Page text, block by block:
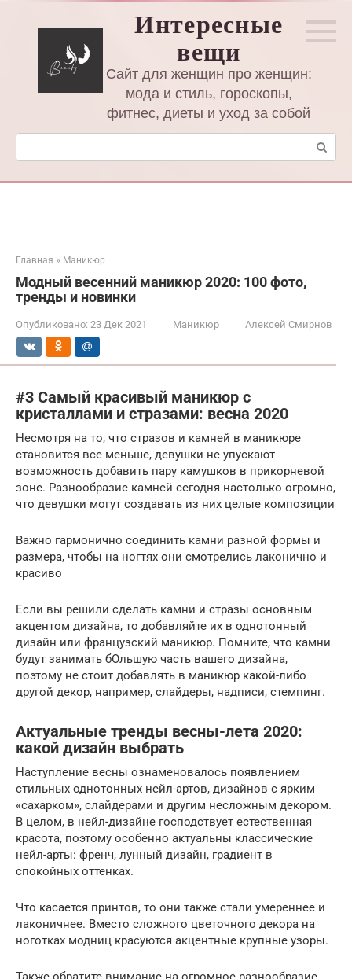
Интересные
вещи
Сайт для женщин про женщин:
мода и стиль, гороскопы,
фитнес, диеты и уход за собой
Поиск:
Главная » Маникюр
Модный весенний маникюр 2020: 100 фото,
тренды и новинки
Опубликовано: 23 Дек 2021 Маникюр Алексей Смирнов
#3 Самый красивый маникюр с
кристаллами и стразами: весна 2020
Несмотря на то, что стразов и камней в маникюре
становится все меньше, девушки не упускают
возможность добавить пару камушков в прикорневой
зоне. Разнообразие камней сегодня настолько огромно,
что девушки могут создавать из них целые композиции
Важно гармонично соединить камни разной формы и
размера, чтобы на ногтях они смотрелись лаконично и
красиво
Если вы решили сделать камни и стразы основным
акцентом дизайна, то добавляйте их в однотонный
дизайн или французский маникюр. Помните, что камни
будут занимать бОльшую часть вашего дизайна,
поэтому не стоит добавлять в маникюр какой-либо
другой декор, например, слайдеры, надписи, стемпинг.
Актуальные тренды весны-лета 2020:
какой дизайн выбрать
Наступление весны ознаменовалось появлением
стильных однотонных нейл-артов, дизайнов с ярким
«сахарком», слайдерами и другим несложным декором.
В целом, в нейл-дизайне господствует естественная
красота, поэтому особенно актуальны классические
нейл-арты: френч, лунный дизайн, градиент в
спокойных оттенках.
Что касается принтов, то они также стали умереннее и
лаконичнее. Вместо сложного цветочного декора на
ноготках модниц красуются акцентные крупные узоры.